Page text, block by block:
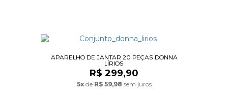
APARELHO DE JANTAR 20 PEÇAS DONNA
LÍRIOS
R$ 299,90
5xde R$ 59,98 sem juros